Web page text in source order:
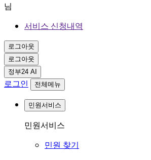
님
서비스 신청내역
로그아웃
로그아웃
정부24 AI
로그인 전체메뉴
민원서비스
민원서비스
민원 찾기